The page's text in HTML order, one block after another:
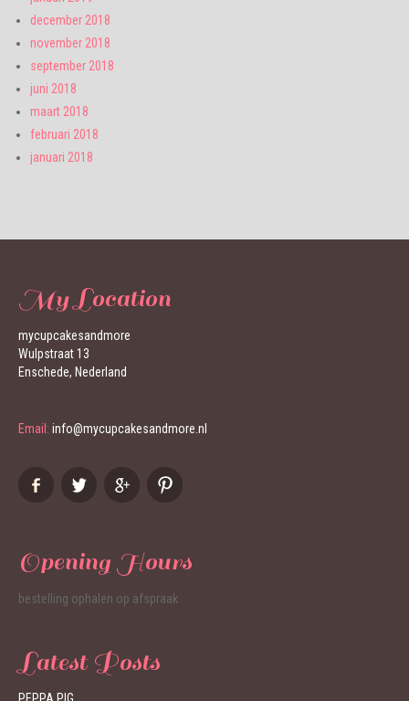
december 2018
november 2018
september 2018
juni 2018
maart 2018
februari 2018
januari 2018
My Location
mycupcakesandmore
Wulpstraat 13
Enschede, Nederland
Email: info@mycupcakesandmore.nl
Opening Hours
bestelling ophalen op afspraak
Latest Posts